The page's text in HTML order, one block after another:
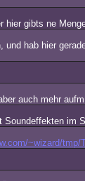
hier gibts ne
hab hier
auch mehr
Soundeffekten im
~wizard/tmp/